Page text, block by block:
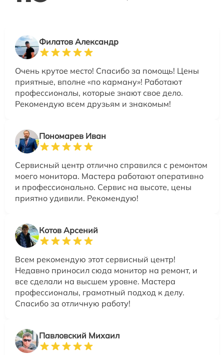
Филатов Александр
Очень крутое место! Спасибо за помощь! Цены
приятные, вполне «по карману»! Работают
профессионалы, которые знают свое дело.
Рекомендую всем друзьям и знакомым!
Пономарев Иван
Сервисный центр отлично справился с ремонтом
моего монитора. Мастера работают оперативно
и профессионально. Сервис на высоте, цены
приятно удивили. Рекомендую!
Котов Арсений
Всем рекомендую этот сервисный центр!
Недавно приносил сюда монитор на ремонт, и
все сделали на высшем уровне. Мастера
профессионалы, грамотный подход к делу.
Спасибо за отличную работу!
Павловский Михаил